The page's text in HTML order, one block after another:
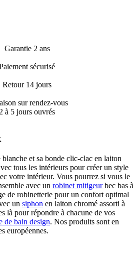
Garantie 2 ans
sécurisé
Retour 14 jours
sur rendez-vous
2 à 5 jours ouvrés
et sa bonde clic-clac en laiton
tous les intérieurs pour créer un style
votre intérieur. Vous pourrez si vous le
avec un robinet mitigeurbec bas à
de robinetterie pour un confort optimal
un siphon en laiton chromé assorti à
là pour répondre à chacune de vos
de bain design. Nos produits sont en
européennes.